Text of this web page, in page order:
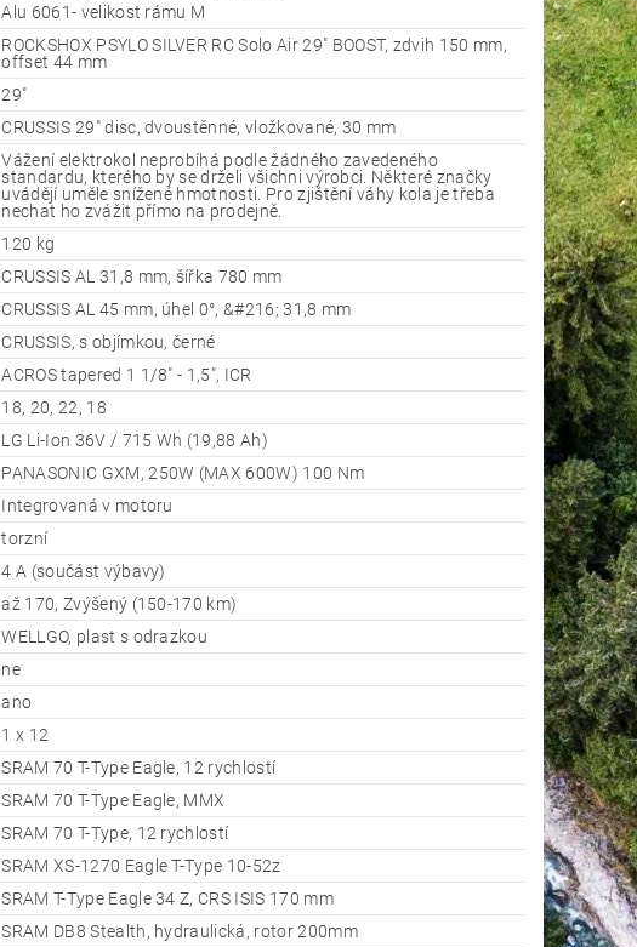
Alu 6061- velikost rámu M
ROCKSHOX PSYLO SILVER RC Solo Air 29" BOOST, zdvih 150 mm,
offset 44 mm
29"
CRUSSIS 29" disc, dvoustěnné, vložkované, 30 mm
Vážení elektrokol neprobíhá podle žádného zavedeného
standardu, kterého by se drželi všichni výrobci. Některé značky
uvádějí uměle snížené hmotnosti. Pro zjištění váhy kola je třeba
nechat ho zvážit přímo na prodejně.
120 kg
CRUSSIS AL 31,8 mm, šířka 780 mm
CRUSSIS AL 45 mm, úhel 0°, &#216; 31,8 mm
CRUSSIS, s objímkou, černé
ACROS tapered 1 1/8" - 1,5", ICR
18, 20, 22, 18
LG Li-Ion 36V / 715 Wh (19,88 Ah)
PANASONIC GXM, 250W (MAX 600W) 100 Nm
Integrovaná v motoru
torzní
4 A (součást výbavy)
až 170, Zvýšený (150-170 km)
WELLGO, plast s odrazkou
ne
ano
1 x 12
SRAM 70 T-Type Eagle, 12 rychlostí
SRAM 70 T-Type Eagle, MMX
SRAM 70 T-Type, 12 rychlostí
SRAM XS-1270 Eagle T-Type 10-52z
SRAM T-Type Eagle 34 Z, CRS ISIS 170 mm
SRAM DB8 Stealth, hydraulická, rotor 200mm